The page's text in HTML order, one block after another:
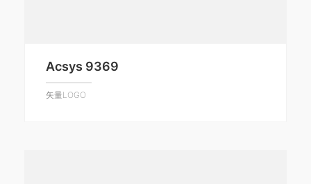
Acsys 9369
矢量LOGO